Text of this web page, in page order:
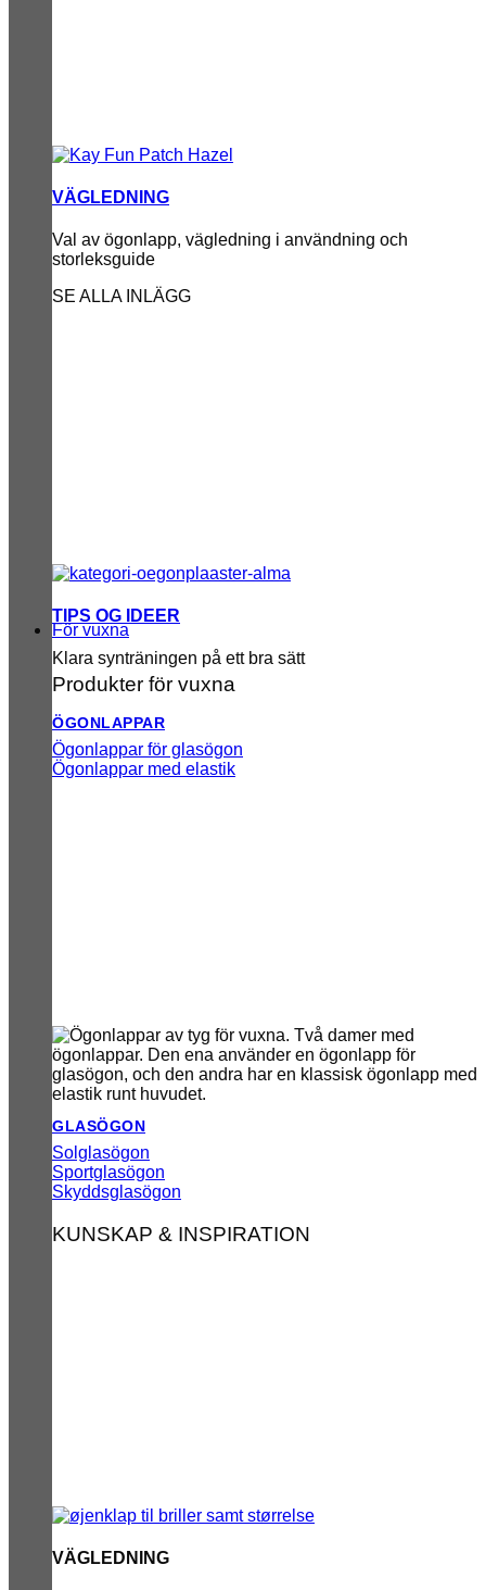
VÄGLEDNING
Val av ögonlapp, vägledning i användning och
storleksguide
SE ALLA INLÄGG
TIPS OG IDEER
Klara synträningen på ett bra sätt
För vuxna
Produkter för vuxna
ÖGONLAPPAR
Ögonlappar för glasögon
Ögonlappar med elastik
GLASÖGON
Solglasögon
Sportglasögon
Skyddsglasögon
KUNSKAP & INSPIRATION
VÄGLEDNING